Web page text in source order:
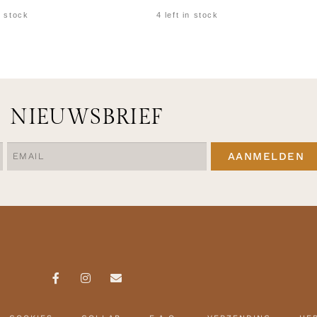
stock 4 left in stock
NIEUWSBRIEF
AANMELDEN